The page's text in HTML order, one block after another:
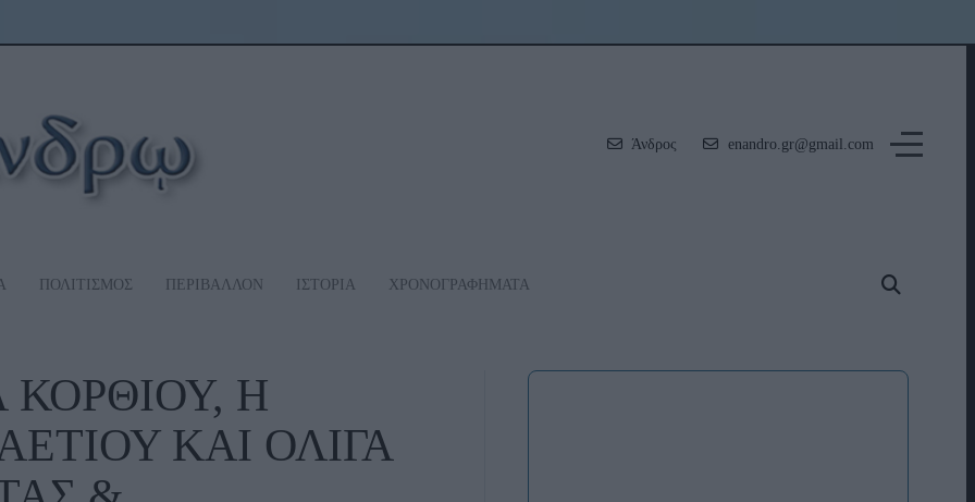
Άνδρος enandro.gr@gmail.com
ΠΟΛΙΤΙΣΜΟΣ ΠΕΡΙΒΑΛΛΟΝ ΙΣΤΟΡΙΑ ΧΡΟΝΟΓΡΑΦΗΜΑΤΑ
ΚΟΡΘΙΟΥ, Η
ΚΑΙ ΟΛΙΓΑ